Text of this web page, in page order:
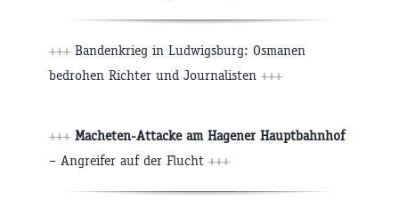
+++ Bandenkrieg in Ludwigsburg: Osmanen
bedrohen Richter und Journalisten +++
+++ Macheten-Attacke am Hagener Hauptbahnhof
– Angreifer auf der Flucht +++